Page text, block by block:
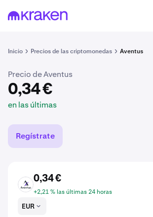
Inicio Precios de las criptomonedas Aventus
0,34 €
Precio de Aventus
0,34 €
en las últimas
Regístrate
AVT
0,34 €
+2,21 % las últimas 24 horas
EUR